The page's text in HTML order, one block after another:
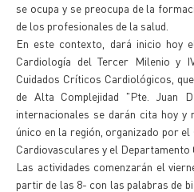
se ocupa y se preocupa de la
de los profesionales de la salud.
En este contexto, dará inicio hoy
Cardiología del Tercer Milenio y
Cuidados Críticos Cardiológicos,
de Alta Complejidad "Pte. Juan
internacionales se darán cita hoy y
único en la región, organizado por
Cardiovasculares y el Departamento
Las actividades comenzarán el
partir de las 8- con las palabras de